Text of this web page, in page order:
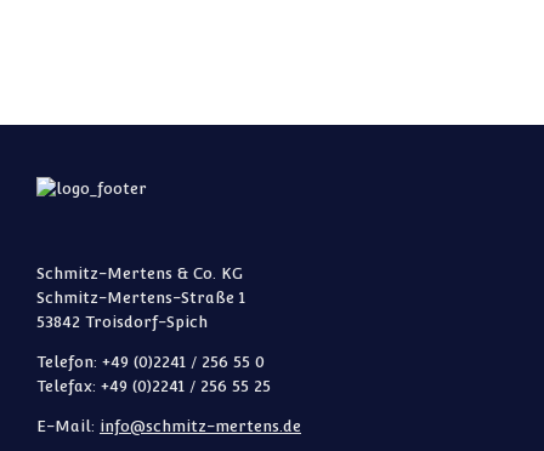
Schmitz-Mertens & Co. KG
Schmitz-Mertens-Straße 1
53842 Troisdorf-Spich
Telefon: +49 (0)2241 / 256 55 0
Telefax: +49 (0)2241 / 256 55 25
E-Mail: info@schmitz-mertens.de